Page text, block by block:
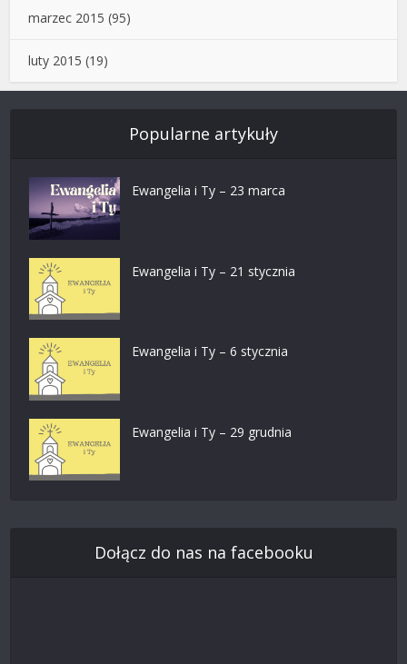
marzec 2015 (95)
luty 2015 (19)
Popularne artykuły
Ewangelia i Ty – 23 marca
Ewangelia i Ty – 21 stycznia
Ewangelia i Ty – 6 stycznia
Ewangelia i Ty – 29 grudnia
Dołącz do nas na facebooku